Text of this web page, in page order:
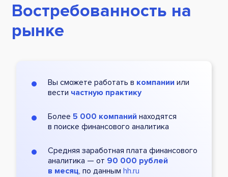
Востребованность на
рынке
Вы сможете работать в компании или
вести частную практику
Более 5 000 компаний находятся
в поиске финансового аналитика
Средняя заработная плата финансового
аналитика — от 90 000 рублей
в месяц, по данным hh.ru